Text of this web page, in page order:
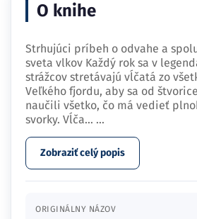
O knihe
Strhujúci príbeh o odvahe a
sveta vlkov Každý rok sa v
strážcov stretávajú vĺčatá zo
Veľkého fjordu, aby sa od
naučili všetko, čo má vedieť
svorky. Vĺča… ...
Zobraziť celý popis
ORIGINÁLNY NÁZOV